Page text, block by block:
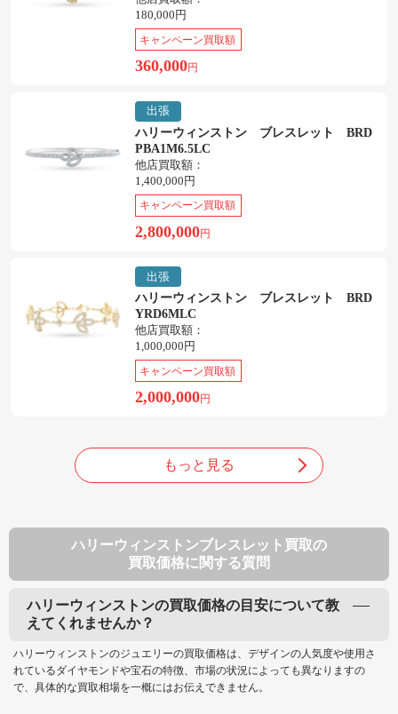
180,000円
キャンペーン買取額
360,000円
出張
ハリーウィンストン ブレスレット BRD
PBA1M6.5LC
他店買取額：
1,400,000円
キャンペーン買取額
2,800,000円
出張
ハリーウィンストン ブレスレット BRD
YRD6MLC
他店買取額：
1,000,000円
キャンペーン買取額
2,000,000円
もっと見る
ハリーウィンストンブレスレット買取の
買取価格に関する質問
ハリーウィンストンの買取価格の目安について教
えてくれませんか？
ハリーウィンストンのジュエリーの買取価格は、デザインの人気度や使用さ
れているダイヤモンドや宝石の特徴、市場の状況によっても異なりますの
で、具体的な買取相場を一概にはお伝えできません。